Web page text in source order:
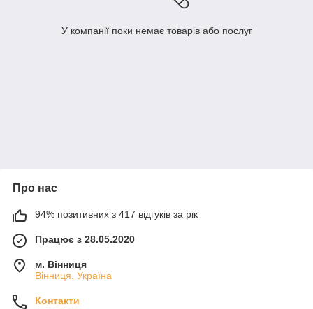
У компанії поки немає товарів або послуг
Про нас
94% позитивних з 417 відгуків за рік
Працює з 28.05.2020
м. Вінниця
Вінниця, Україна
Контакти